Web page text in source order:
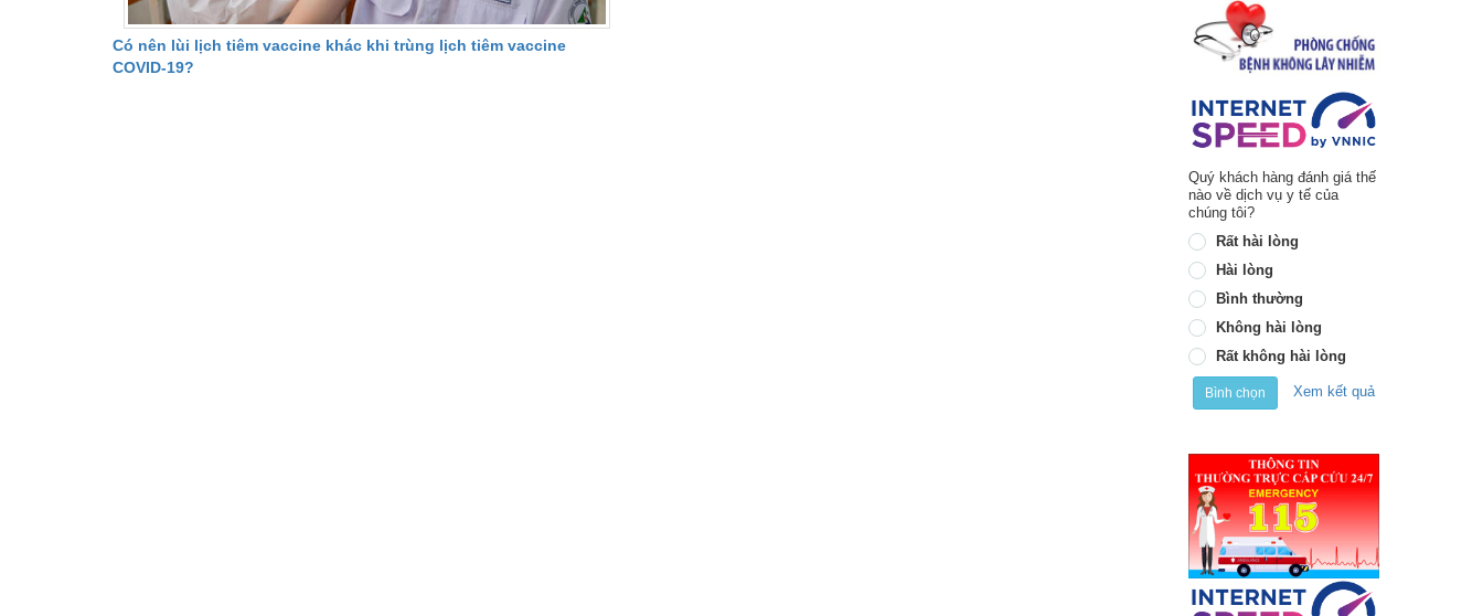
Có nên lùi lịch tiêm vaccine khác khi trùng lịch tiêm vaccine
COVID-19?
Quý khách hàng đánh giá thế
nào về dịch vụ y tế của
chúng tôi?
Rất hài lòng
Hài lòng
Bình thường
Không hài lòng
Rất không hài lòng
Bình chọn Xem kết quả